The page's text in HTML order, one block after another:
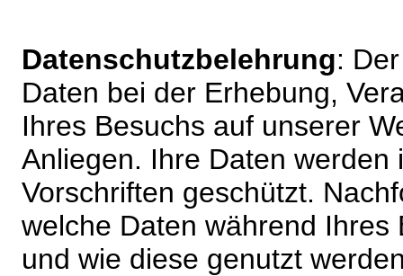
Datenschutzbelehrung:
Daten bei der Erhebung,
Ihres Besuchs auf unserer
Anliegen. Ihre Daten
Vorschriften geschützt.
welche Daten während
und wie diese genutzt